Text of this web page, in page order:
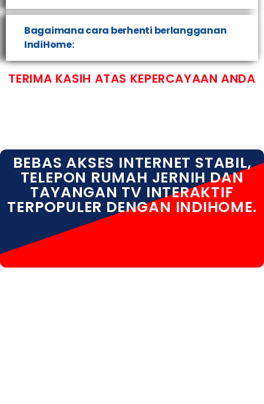
Bagaimana cara berhenti berlangganan
IndiHome:
TERIMA KASIH ATAS KEPERCAYAAN ANDA
BEBAS AKSES INTERNET STABIL,
TELEPON RUMAH JERNIH DAN
TAYANGAN TV INTERAKTIF
TERPOPULER DENGAN INDIHOME.